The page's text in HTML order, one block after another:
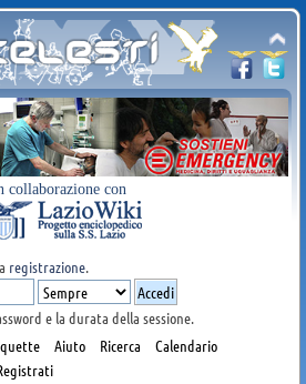
collaborazione con
registrazione.
e la durata della sessione.
Aiuto Ricerca
Calendario